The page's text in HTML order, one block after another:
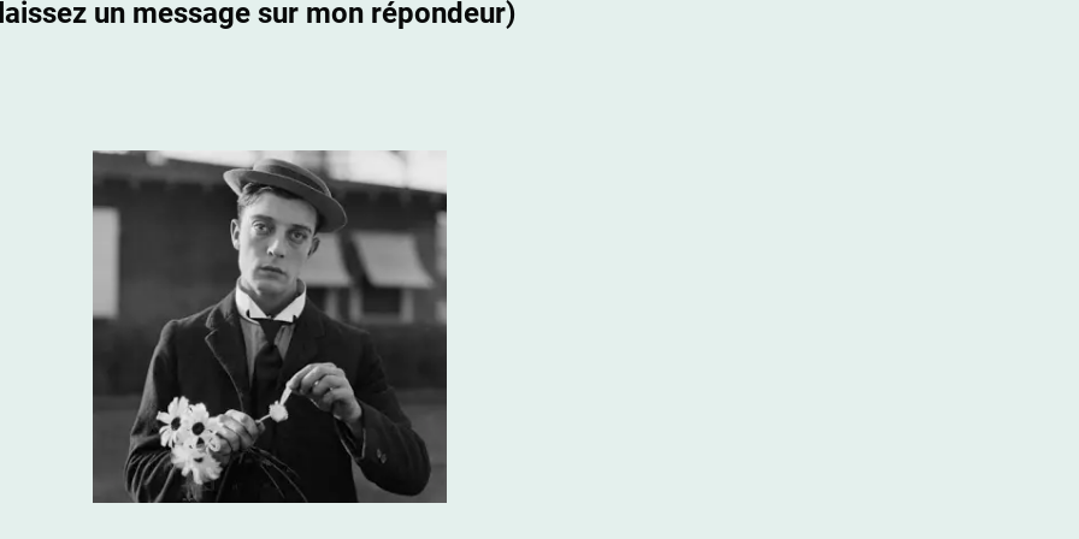
un message sur mon répondeur)